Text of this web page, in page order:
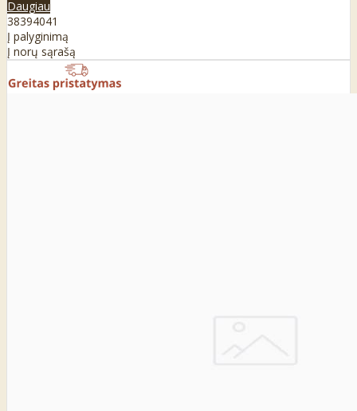
Daugiau
38394041
Į palyginimą
Į norų sąrašą